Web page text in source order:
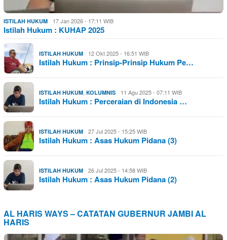
ISTILAH HUKUM 17 Jan 2026 - 17:11 WIB
Istilah Hukum : KUHAP 2025
ISTILAH HUKUM 12 Okt 2025 - 16:51 WIB
Istilah Hukum : Prinsip-Prinsip Hukum Pe…
ISTILAH HUKUM, KOLUMNIS 11 Agu 2025 - 07:11 WIB
Istilah Hukum : Perceraian di Indonesia …
ISTILAH HUKUM 27 Jul 2025 - 15:25 WIB
Istilah Hukum : Asas Hukum Pidana (3)
ISTILAH HUKUM 26 Jul 2025 - 14:58 WIB
Istilah Hukum : Asas Hukum Pidana (2)
AL HARIS WAYS – CATATAN GUBERNUR JAMBI AL
HARIS